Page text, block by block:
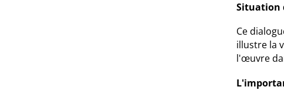
Situation
Ce
illustre la
l'œuvre